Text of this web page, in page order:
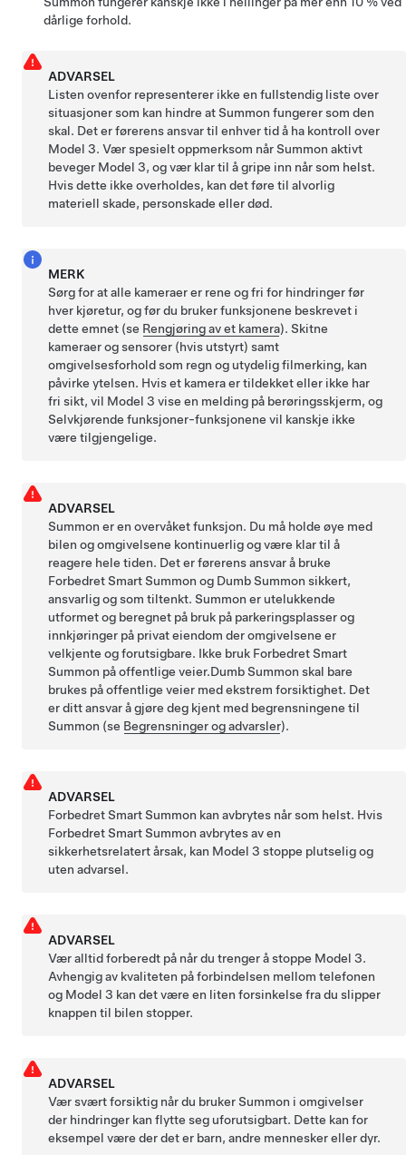
dårlige forhold.
ADVARSEL
Listen ovenfor representerer ikke en fullstendig liste over
situasjoner som kan hindre atSummon fungerer som den
skal. Det er førerens ansvar til enhver tid å ha kontroll over
Model 3. Vær spesielt oppmerksom nårSummon aktivt
beveger Model 3, og vær klar til å gripe inn når som helst.
Hvis dette ikke overholdes, kan det føre til alvorlig
materiell skade, personskade eller død.
MERK
Sørg for at alle kameraer er rene og fri for hindringer før
hver kjøretur, og før du bruker funksjonene beskrevet i
dette emnet (se Rengjøring av et kamera). Skitne
kameraerog sensorer (hvis utstyrt) samt
omgivelsesforhold som regn og utydelig filmerking, kan
påvirke ytelsen. Hvis et kamera er tildekket eller ikke har
fri sikt, vil Model 3 vise en melding på berøringsskjerm, og
Selvkjørende funksjoner-funksjonene vil kanskje ikke
være tilgjengelige.
ADVARSEL
Summon er en overvåket funksjon. Du må holde øye med
bilen og omgivelsene kontinuerlig og være klar til å
reagere hele tiden. Det er førerens ansvar å bruke
Forbedret Smart Summon og Dumb Summon sikkert,
ansvarlig og som tiltenkt.Summon er utelukkende
utformet og beregnet på bruk på parkeringsplasser og
innkjøringer på privat eiendom der omgivelsene er
velkjente og forutsigbare. Ikke bruk Forbedret Smart
Summon på offentlige veier.Dumb Summon skal bare
brukes på offentlige veier med ekstrem forsiktighet. Det
er ditt ansvar å gjøre deg kjent med begrensningene til
Summon (se Begrensninger og advarsler).
ADVARSEL
Forbedret Smart Summon kan avbrytes når som helst. Hvis
Forbedret Smart Summon avbrytes av en
sikkerhetsrelatert årsak, kan Model 3 stoppe plutselig og
uten advarsel.
ADVARSEL
Vær alltid forberedt på når du trenger å stoppe Model 3.
Avhengig av kvaliteten på forbindelsen mellom telefonen
og Model 3 kan det være en liten forsinkelse fra du slipper
knappen til bilen stopper.
ADVARSEL
Vær svært forsiktig når du brukerSummon i omgivelser
der hindringer kan flytte seg uforutsigbart. Dette kan for
eksempel være der det er barn, andre mennesker eller dyr.